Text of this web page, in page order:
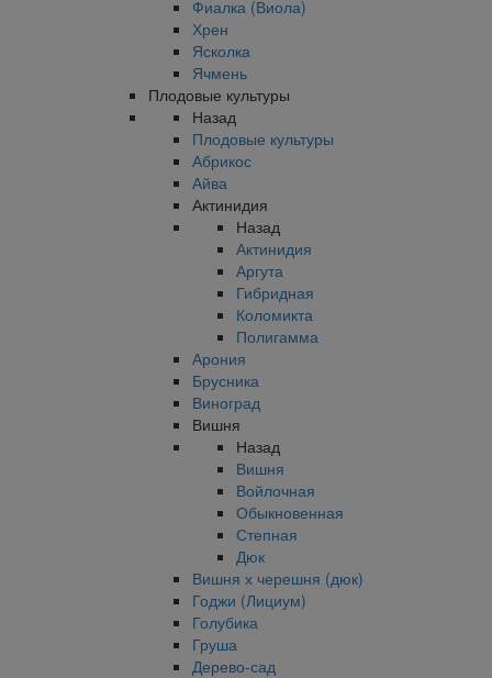
Фиалка (Виола)
Хрен
Ясколка
Ячмень
Плодовые культуры
Назад
Плодовые культуры
Абрикос
Айва
Актинидия
Назад
Актинидия
Аргута
Гибридная
Коломикта
Полигамма
Арония
Брусника
Виноград
Вишня
Назад
Вишня
Войлочная
Обыкновенная
Степная
Дюк
Вишня х черешня (дюк)
Годжи (Лициум)
Голубика
Груша
Дерево-сад